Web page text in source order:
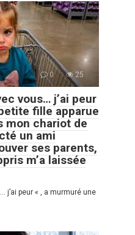
0 25
vous… j’ai peur
fille apparue
mon chariot de
un ami
ses parents,
m’a laissée
j’ai peur « , a murmuré une